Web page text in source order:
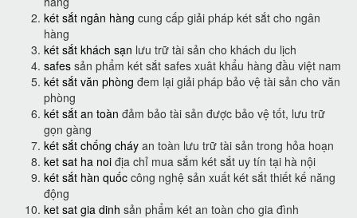
két sắt ngân hàng cung cấp giải pháp két sắt cho ngân
hàng
két sắt khách sạn lưu trữ tài sản cho khách du lịch
safes sản phẩm két sắt safes xuât khẩu hàng đầu việt nam
két sắt văn phòng đem lại giải pháp bảo vệ tài sản cho văn
phòng
két sắt an toàn đảm bảo tài sản được bảo vệ tốt, lưu trữ
gọn gàng
két sắt chống cháy an toàn lưu trữ tài sản trong hỏa hoạn
ket sat ha noi địa chỉ mua sắm két sắt uy tín tại hà nội
két sắt hàn quốc công nghệ sản xuất két sắt thiết kế năng
động
ket sat gia dinh sản phẩm két an toàn cho gia đình